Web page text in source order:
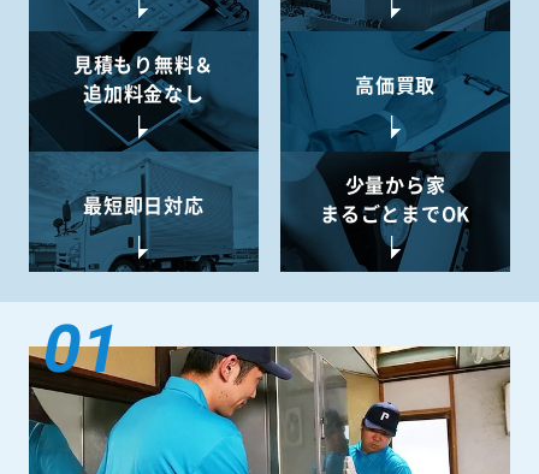
見積もり無料＆
追加料金なし
高価買取
最短即日対応
少量から家
まるごとまでOK